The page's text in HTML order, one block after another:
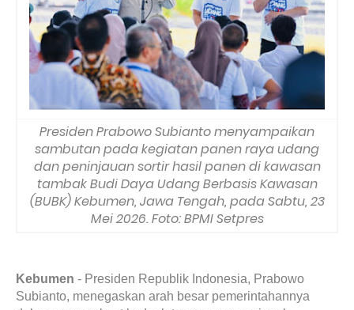
Presiden Prabowo Subianto menyampaikan
sambutan pada kegiatan panen raya udang
dan peninjauan sortir hasil panen di kawasan
tambak Budi Daya Udang Berbasis Kawasan
(BUBK) Kebumen, Jawa Tengah, pada Sabtu, 23
Mei 2026. Foto: BPMI Setpres
Kebumen - Presiden Republik Indonesia, Prabowo
Subianto, menegaskan arah besar pemerintahannya